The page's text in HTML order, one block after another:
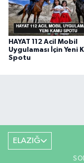
HAYAT 112 Acil Mobil
Uygulaması İçin Yeni
Spotu
ELAZIĞ